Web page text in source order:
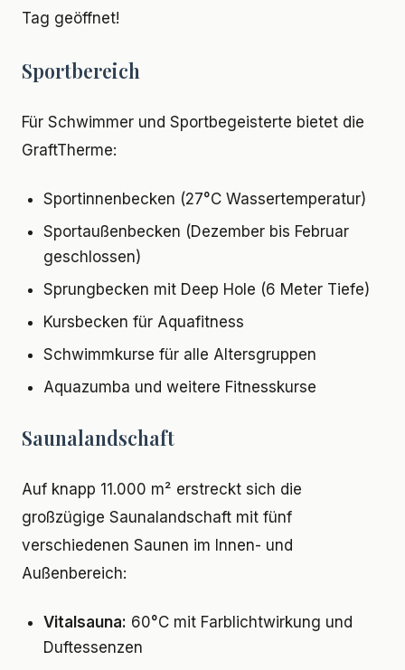
Tag geöffnet!
Sportbereich
Für Schwimmer und Sportbegeisterte bietet die
GraftTherme:
Sportinnenbecken (27°C Wassertemperatur)
Sportaußenbecken (Dezember bis Februar
geschlossen)
Sprungbecken mit Deep Hole (6 Meter Tiefe)
Kursbecken für Aquafitness
Schwimmkurse für alle Altersgruppen
Aquazumba und weitere Fitnesskurse
Saunalandschaft
Auf knapp 11.000 m² erstreckt sich die
großzügige Saunalandschaft mit fünf
verschiedenen Saunen im Innen- und
Außenbereich:
Vitalsauna: 60°C mit Farblichtwirkung und
Duftessenzen